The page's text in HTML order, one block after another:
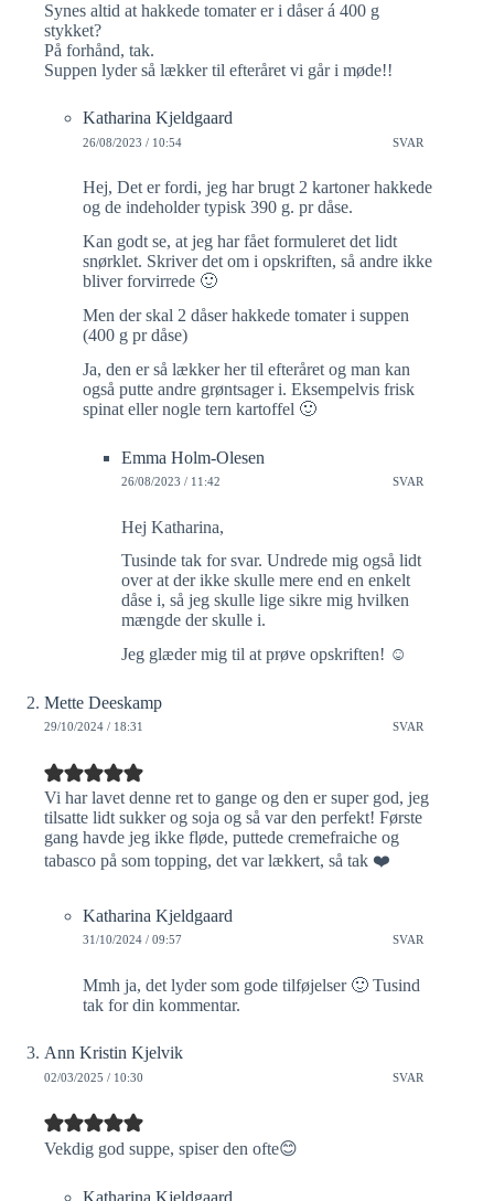
Synes altid at hakkede tomater er i dåser á 400 g
stykket?
På forhånd, tak.
Suppen lyder så lækker til efteråret vi går i møde!!
Katharina Kjeldgaard
26/08/2023 / 10:54 SVAR
Hej, Det er fordi, jeg har brugt 2 kartoner hakkede
og de indeholder typisk 390 g. pr dåse.
Kan godt se, at jeg har fået formuleret det lidt
snørklet. Skriver det om i opskriften, så andre ikke
bliver forvirrede 🙂
Men der skal 2 dåser hakkede tomater i suppen
(400 g pr dåse)
Ja, den er så lækker her til efteråret og man kan
også putte andre grøntsager i. Eksempelvis frisk
spinat eller nogle tern kartoffel 🙂
Emma Holm-Olesen
26/08/2023 / 11:42 SVAR
Hej Katharina,
Tusinde tak for svar. Undrede mig også lidt
over at der ikke skulle mere end en enkelt
dåse i, så jeg skulle lige sikre mig hvilken
mængde der skulle i.
Jeg glæder mig til at prøve opskriften! ☺️
Mette Deeskamp
29/10/2024 / 18:31 SVAR
Vi har lavet denne ret to gange og den er super god, jeg
tilsatte lidt sukker og soja og så var den perfekt! Første
gang havde jeg ikke fløde, puttede cremefraiche og
tabasco på som topping, det var lækkert, så tak ❤️
Katharina Kjeldgaard
31/10/2024 / 09:57 SVAR
Mmh ja, det lyder som gode tilføjelser 🙂 Tusind
tak for din kommentar.
Ann Kristin Kjelvik
02/03/2025 / 10:30 SVAR
Vekdig god suppe, spiser den ofte😊